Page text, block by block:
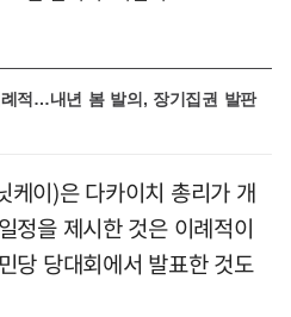
적…내년 봄 발의, 장기집권 발판
케이)은 다카이치 총리가 개
정을 제시한 것은 이례적이
당 당대회에서 발표한 것도